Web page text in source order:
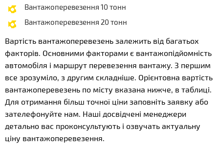
Вантажоперевезення 10 тонн
Вантажоперевезення 20 тонн
Вартість вантажоперевезень залежить від багатьох
факторів. Основними факторами є вантажопідйомність
автомобіля і маршрут перевезення вантажу. З першим
все зрозуміло, з другим складніше. Орієнтовна вартість
вантажоперевезень по місту вказана нижче, в таблиці.
Для отримання більш точної ціни заповніть заявку або
зателефонуйте нам. Наші досвідчені менеджери
детально вас проконсультують і озвучать актуальну
ціну вантажоперевезення.